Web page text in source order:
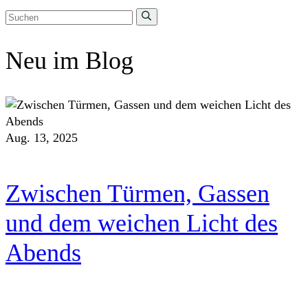
Neu im Blog
Aug. 13, 2025
Zwischen Türmen, Gassen
und dem weichen Licht des
Abends